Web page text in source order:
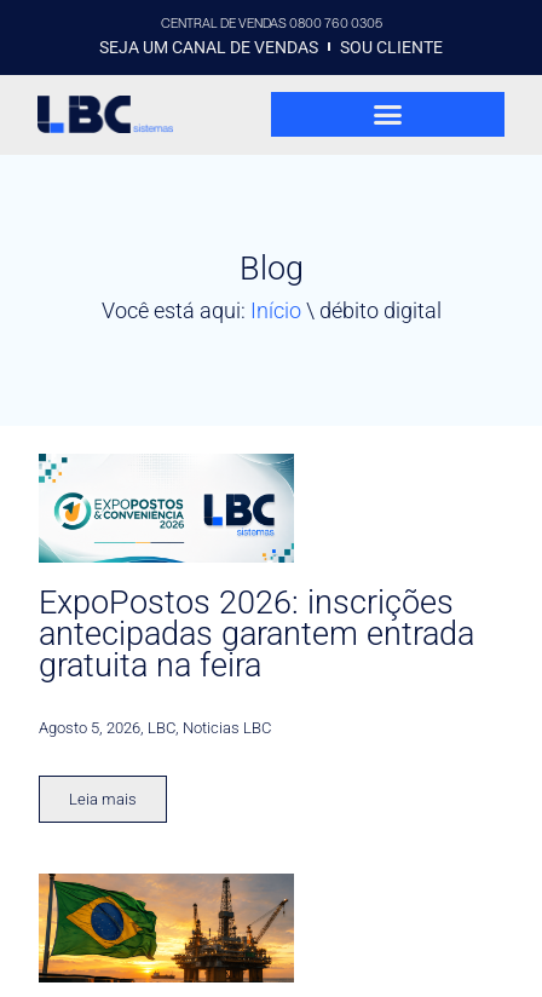
CENTRAL DE VENDAS 0800 760 0305
SEJA UM CANAL DE VENDAS SOU CLIENTE
Blog
Você está aqui: Início\ débito digital
ExpoPostos 2026: inscrições
antecipadas garantem entrada
gratuita na feira
Agosto 5, 2026 LBC Noticias LBC
Leia mais